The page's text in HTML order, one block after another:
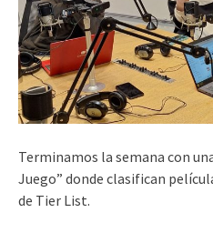
Terminamos la semana con
Juego” donde clasifican
de Tier List.